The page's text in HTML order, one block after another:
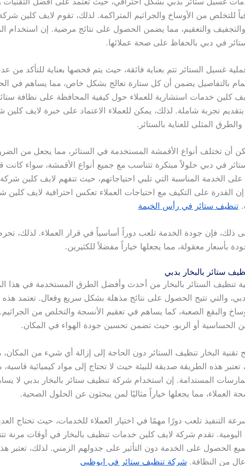
للتخلص من الأوساخ والجراثيم المتراكمة. لذلك، تقوم لايف
والتعقيم، مما يضمن الحصول على نتائج مرضية. إن استخدام
في دبي بالحفاظ على صحة عملائها.
غسيل الستائر تتم بعناية فائقة، حيث يتم فحصها بعناية للتأكد
بالتفاصيل يضمن أن كل ستارة تعالج بشكل خاص، مما يساهم في
كلين خدمات استشارية للعملاء حول كيفية المحافظة على نظافة
تجربة شاملة. لذلك، يمكن للعملاء الاعتماد على خبرة لايف
والطرق المثلى للعناية بالستائر.
أن تختلف أنواع الأقمشة المستخدمة في الستائر، مما يجعل من
في دبي حلولاً مبتكرة تتناسب مع جميع أنواع الأقمشة، سواء كانت
الخدمة المناسبة التي تلبي احتياجاتهم، حيث تتفهم لايف كلين
القدرة على التكيف مع احتياجات العملاء تعكس احترافية لايف
تنظيف ستائر في رأس الخيمة
ذلك، فإن جودة الخدمة تلعب دوراً أساسياً في قرار العملاء. لذلك،
بأسعار معقولة، مما يجعلها خياراً مفضلاً للكثيرين.
ستائر بالبخار بدبي
تنظيف الستائر بالبخار من أحدث وأفضل الطرق المستخدمة في هذا
بدبي، والتي تتيح الحصول على نتائج مذهلة بشكل سريع وفعال. تعتمد
والبقع الصعبة، كما يساهم في تعقيم الأنسجة والتخلص من
الحساسية أو الربو، حيث تضمن تحسين جودة الهواء في المكان.
تقنية البخار تنظيف الستائر دون الحاجة إلى إزالة أي شيء من
تعتبر هذه الطريقة صديقة للبيئة حيث لا تحتاج إلى مواد كيميائية
المستدامة. إن استخدام شركة تنظيف ستائر بالبخار بدبي لا
العملاء، مما يجعلها خياراً مثاليًا لمن يبحثون عن الحلول الصحية.
التنفيذ تلعب دورًا مهمًا في اختيار العملاء للخدمات، حيث تحتاج
اليومية. تقدم شركة لايف كلين خدمات تنظيف بالبخار في أوقات مرنة
الحصول على الخدمة دون التأثير على جدولهم الزمني. لذلك، تعتبر
من النظافة. شركة تنظيف ستائر في ابوظبي